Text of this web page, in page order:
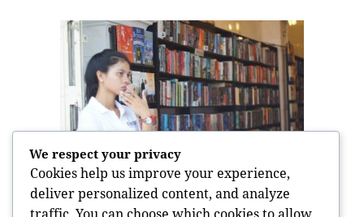
Apabila punya kesempatan ke Kamboja,
We respect your privacy
Cookies help us improve your experience,
deliver personalized content, and analyze